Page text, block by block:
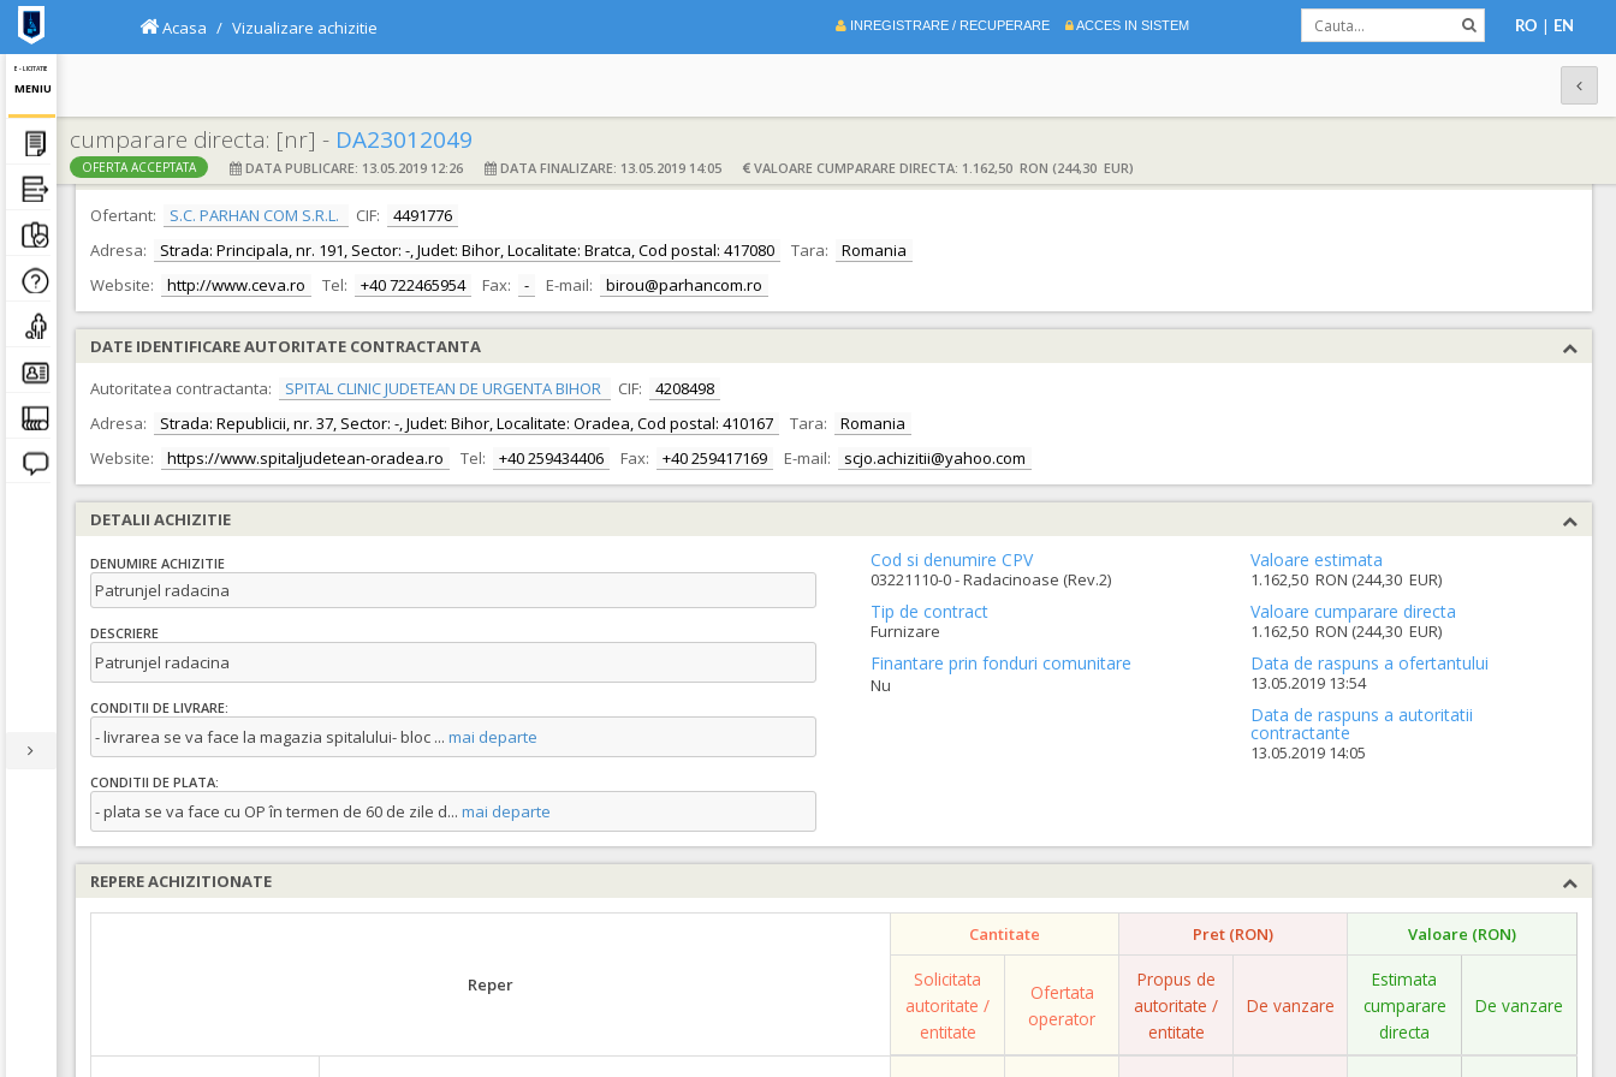
E - LICITATIE
MENIU
INREGISTRARE / RECUPERARE ACCES IN SISTEM RO | EN
Acasa Vizualizare achizitie
cumparare directa: [nr] - DA23012049
OFERTA ACCEPTATA DATA PUBLICARE: 13.05.2019 12:26 DATA FINALIZARE: 13.05.2019 14:05 VALOARE CUMPARARE DIRECTA: 1.162,50 RON (244,30 EUR)
DATE IDENTIFICARE OFERTANT
Ofertant:
S.C. PARHAN COM S.R.L. CIF:
4491776
Adresa:
Strada: Principala, nr. 191, Sector: -, Judet: Bihor, Localitate: Bratca, Cod postal: 417080 Tara:
Romania
Website:
http://www.ceva.ro Tel: +40 722465954 Fax: - E-mail: birou@parhancom.ro
DATE IDENTIFICARE AUTORITATE CONTRACTANTA
Autoritatea contractanta:
SPITAL CLINIC JUDETEAN DE URGENTA BIHOR CIF:
4208498
Adresa:
Strada: Republicii, nr. 37, Sector: -, Judet: Bihor, Localitate: Oradea, Cod postal: 410167 Tara:
Romania
Website:
https://www.spitaljudetean-oradea.ro Tel: +40 259434406 Fax: +40 259417169 E-mail: scjo.achizitii@yahoo.com
DETALII ACHIZITIE
DENUMIRE ACHIZITIE
Patrunjel radacina
DESCRIERE
Patrunjel radacina
CONDITII DE LIVRARE:
- livrarea se va face la magazia spitalului- bloc ... mai departe
CONDITII DE PLATA:
- plata se va face cu OP în termen de 60 de zile d... mai departe
Cod si denumire CPV
03221110-0 - Radacinoase (Rev.2)
Tip de contract
Furnizare
Finantare prin fonduri comunitare
Nu
Valoare estimata
1.162,50 RON (244,30 EUR)
Valoare cumparare directa
1.162,50 RON (244,30 EUR)
Data de raspuns a ofertantului
13.05.2019 13:54
Data de raspuns a autoritatii
contractante
13.05.2019 14:05
REPERE ACHIZITIONATE
Reper
Cantitate Pret (RON) Valoare (RON)
Solicitata
autoritate /
entitate
Ofertata
operator
Propus de
autoritate /
entitate
De vanzare
Estimata
cumparare
directa
De vanzare